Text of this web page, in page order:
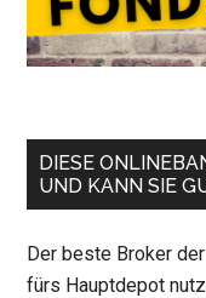
DIESE
UND KANN SIE
Der beste Broker
fürs Hauptdepot